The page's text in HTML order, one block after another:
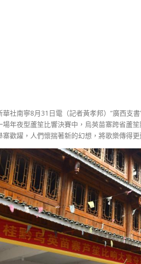
華社南寧8月31日電（記者黃孝邦）“廣西支
場年夜型蘆笙比響決賽中，烏英苗寨跨省蘆
寨歡躍，人們懷揣著新的幻想，將歌樂傳得更